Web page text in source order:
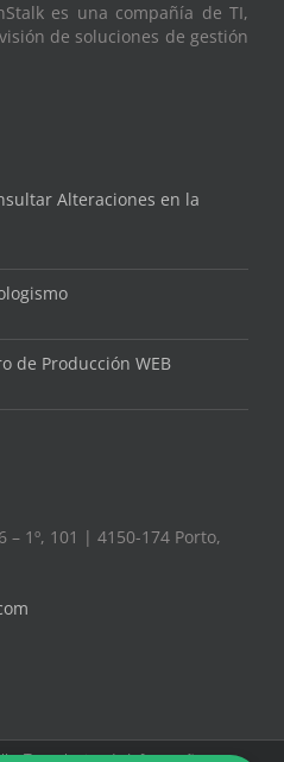
es una compañía de TI,
de soluciones de gestión
Alteraciones en la
de Producción WEB
– 1º, 101 | 4150-174 Porto,